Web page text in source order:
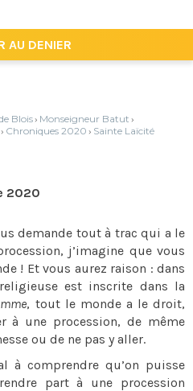
AU DENIER
Blois› Monseigneur Batut ›
› Chroniques 2020 › Sainte Laïcité
2020
demande tout à trac qui a le
j’imagine que vous
! Et vous aurez raison : dans
est inscrite dans la
, tout le monde a le droit,
à une procession, de même
ou de ne pas y aller.
à comprendre qu’on puisse
part à une procession